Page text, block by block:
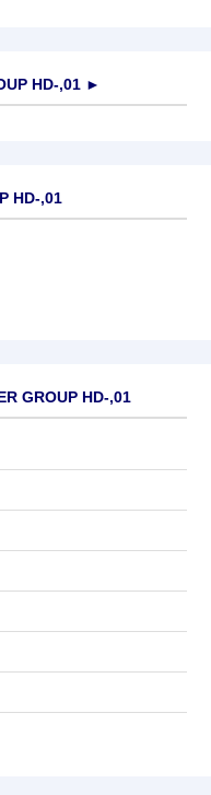
HD-,01 ►
HD-,01
GROUP HD-,01